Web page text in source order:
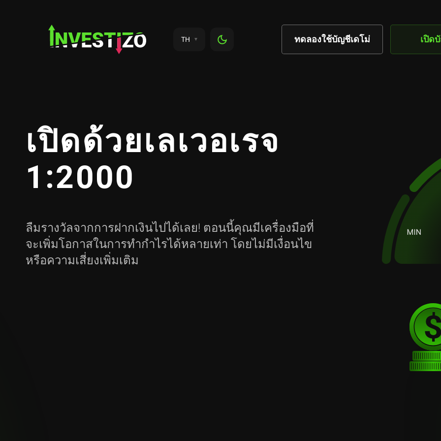
TH ทดลองใช้บัญชีเดโม่ เปิด
เปิดด้วยเลเวอเรจ
1:2000
ลืมรางวัลจากการฝากเงินไปได้เลย! ตอนนี้คุณมีเครื่องมือที่
จะเพิ่มโอกาสในการทำกำไรได้หลายเท่า โดยไม่มีเงื่อนไข
หรือความเสี่ยงเพิ่มเติม